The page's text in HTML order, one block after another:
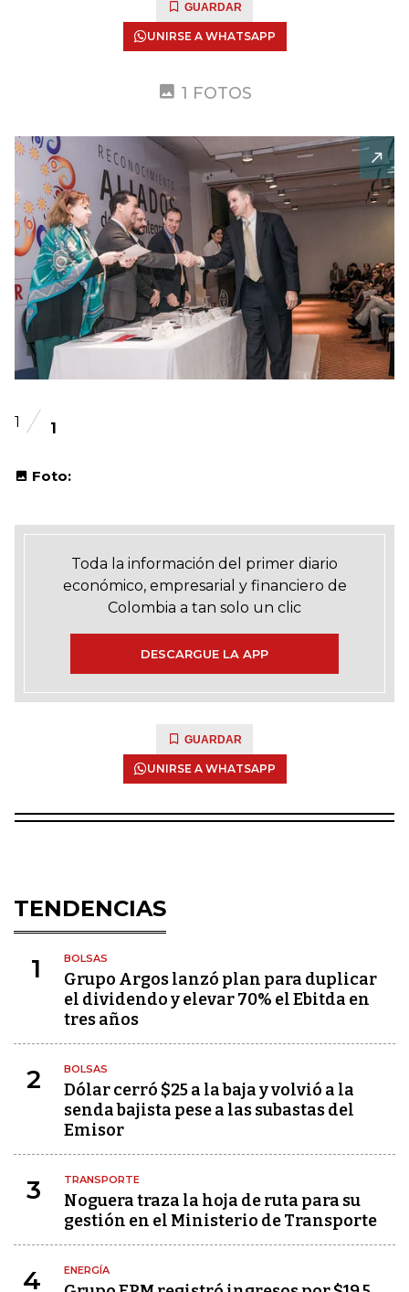
GUARDAR
UNIRSE A WHATSAPP
1 FOTOS
1 1
Foto:
Toda la información del primer diario
económico, empresarial y financiero de
Colombia a tan solo un clic
DESCARGUE LA APP
GUARDAR
UNIRSE A WHATSAPP
TENDENCIAS
1 BOLSAS
Grupo Argos lanzó plan para duplicar
el dividendo y elevar 70% el Ebitda en
tres años
2 BOLSAS
Dólar cerró $25 a la baja y volvió a la
senda bajista pese a las subastas del
Emisor
3 TRANSPORTE
Noguera traza la hoja de ruta para su
gestión en el Ministerio de Transporte
4 ENERGÍA